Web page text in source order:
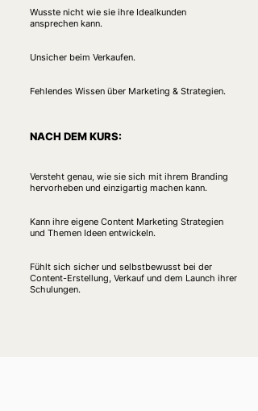
Wusste nicht wie sie ihre Idealkunden
ansprechen kann.
Unsicher beim Verkaufen.
Fehlendes Wissen über Marketing & Strategien.
NACH DEM KURS:
Versteht genau, wie sie sich mit ihrem Branding
hervorheben und einzigartig machen kann.
Kann ihre eigene Content Marketing Strategien
und Themen Ideen entwickeln.
Fühlt sich sicher und selbstbewusst bei der
Content-Erstellung, Verkauf und dem Launch ihrer
Schulungen.